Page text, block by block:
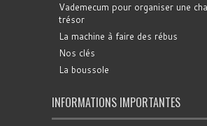
Vademecum pour organiser une
trésor
La machine à faire des rébus
Nos clés
La boussole
INFORMATIONS IMPORTANTES